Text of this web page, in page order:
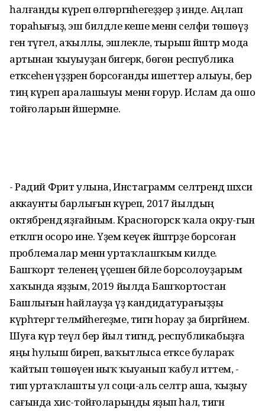
һалғанды күреп өлгөргәнһегеҙҙер ҙә инде. Аңлап
тораһығыҙ, эш билдәле кеше менән селфи төшөүҙә
генә түгел, аҡыллы, эшлекле, тырыш йәштәр мода
артынан ҡыуыуҙан бигерәк, бөгөн республика
етәксеһенә үҙҙәрен борсоғанды ишеттерә алыуы, бер
тиң күреп аралашыуы менән ғорур. Ислам да ошо
тойғоларын йәшермәне.
- Радий Фәрит улына, Инстаграмм селтәрендә шәхси
аккаунты барлығын күреп, 2017 йылдың
октябрендә яҙғайным. Красногорск ҡала окру-гын
етәкләгән осоро ине. Үҙем кеүек йәштәрҙе борсоған
проблемалар менән уртаҡлашҡым килде.
Башҡорт теленең үҫешенә бәйле борсолоуҙарым
хаҡында яҙҙым, 2019 йылда Башҡортостан
Башлығын һайлауҙа үҙ кандидатурағыҙҙы
күрһәтергә теләмәйһегеҙме, тигән һорау ҙа биргәйнем.
Шуға күрә теүәл бер йыл тигәндә, республикабыҙға
яңы һулыш биреп, ваҡытлыса етәксе булараҡ
ҡайтып төшөүен ныҡ ҡыуанып ҡабул иттем, -
тип уртаҡлашты ул соци-аль селтәр аша, ҡыҙыу
сағында хис-тойғоларыңды яҙып һал, тигән